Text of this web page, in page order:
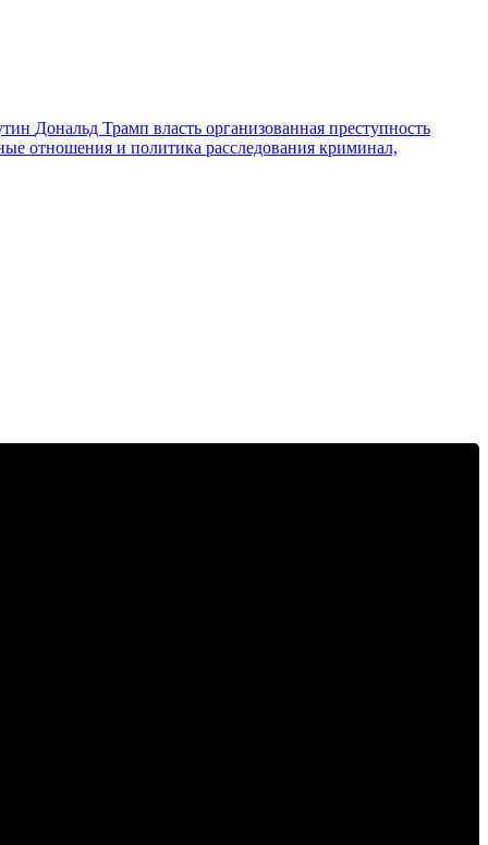
Дональд Трамп власть организованная преступность
отношения и политика расследования криминал,